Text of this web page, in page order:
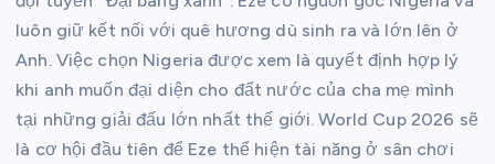
luôn giữ kết nối với quê hương dù sinh ra và lớn lên ở
Anh. Việc chọn Nigeria được xem là quyết định hợp lý
khi anh muốn đại diện cho đất nước của cha mẹ mình
tại những giải đấu lớn nhất thế giới. World Cup 2026 sẽ
là cơ hội đầu tiên để Eze thể hiện tài năng ở sân chơi